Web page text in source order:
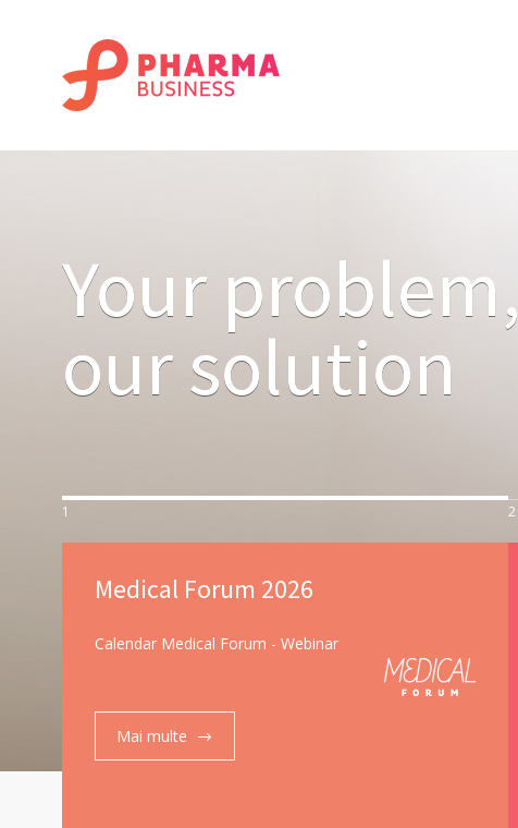
Your problem,
our solution
1 2
Medical Forum 2026
Calendar Medical Forum - Webinar
Mai multe